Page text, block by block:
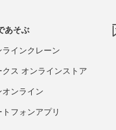
あそぶ
インクレーン
ス オンラインストア
オンライン
フォンアプリ